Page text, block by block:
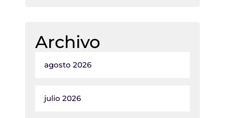
Archivo
agosto 2026
julio 2026